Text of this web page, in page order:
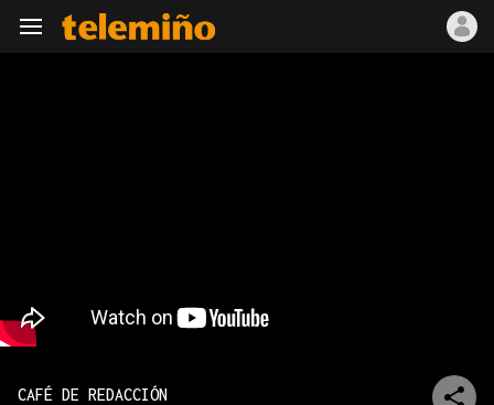
Navegación
CAFÉ DE REDACCIÓN